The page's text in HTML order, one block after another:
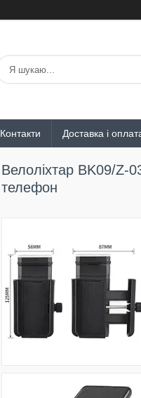
Контакти Доставка і
Велоліхтар BK09/Z-
телефон